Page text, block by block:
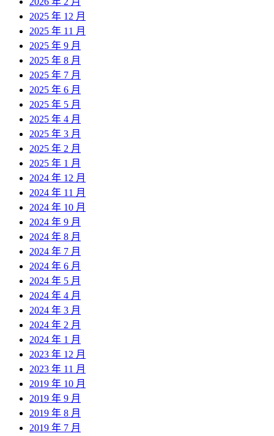
2025 年 12 月
2025 年 11 月
2025 年 9 月
2025 年 8 月
2025 年 7 月
2025 年 6 月
2025 年 5 月
2025 年 4 月
2025 年 3 月
2025 年 2 月
2025 年 1 月
2024 年 12 月
2024 年 11 月
2024 年 10 月
2024 年 9 月
2024 年 8 月
2024 年 7 月
2024 年 6 月
2024 年 5 月
2024 年 4 月
2024 年 3 月
2024 年 2 月
2024 年 1 月
2023 年 12 月
2023 年 11 月
2019 年 10 月
2019 年 9 月
2019 年 8 月
2019 年 7 月